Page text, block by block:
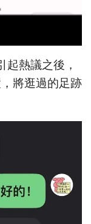
起熱議之後，
將逛過的足跡